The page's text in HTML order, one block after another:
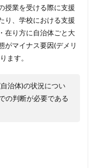
授業を受ける際に支援
り、学校における支援
在り方に自治体ごと大
がマイナス要因(デメリ
ます。
治体)の状況につい
の判断が必要である